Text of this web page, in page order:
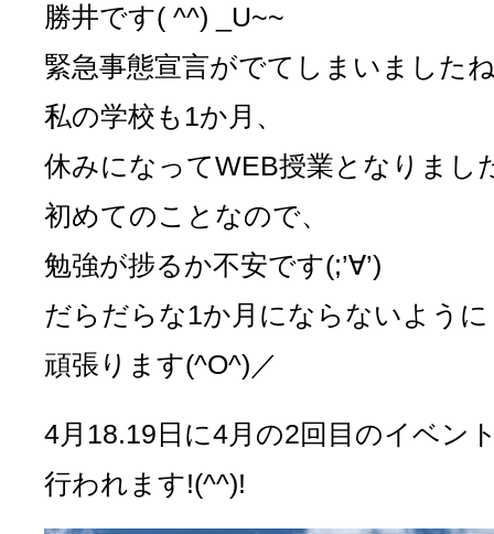
勝井です( ^^) _U~~
緊急事態宣言がでてしまいました
私の学校も1か月、
休みになってWEB授業となりまし
初めてのことなので、
勉強が捗るか不安です(;’∀’)
だらだらな1か月にならないように
頑張ります(^O^)／
4月18.19日に4月の2回目のイベン
行われます!(^^)!